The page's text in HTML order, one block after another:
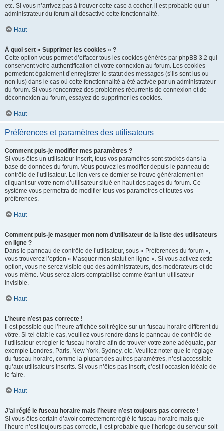
etc. Si vous n’arrivez pas à trouver cette case à cocher, il est probable qu’un
administrateur du forum ait désactivé cette fonctionnalité.
Haut
À quoi sert « Supprimer les cookies » ?
Cette option vous permet d’effacer tous les cookies générés par phpBB 3.2 qui
conservent votre authentification et votre connexion au forum. Les cookies
permettent également d’enregistrer le statut des messages (s’ils sont lus ou
non lus) dans le cas où cette fonctionnalité a été activée par un administrateur
du forum. Si vous rencontrez des problèmes récurrents de connexion et de
déconnexion au forum, essayez de supprimer les cookies.
Haut
Préférences et paramètres des utilisateurs
Comment puis-je modifier mes paramètres ?
Si vous êtes un utilisateur inscrit, tous vos paramètres sont stockés dans la
base de données du forum. Vous pouvez les modifier depuis le panneau de
contrôle de l’utilisateur. Le lien vers ce dernier se trouve généralement en
cliquant sur votre nom d’utilisateur situé en haut des pages du forum. Ce
système vous permettra de modifier tous vos paramètres et toutes vos
préférences.
Haut
Comment puis-je masquer mon nom d’utilisateur de la liste des utilisateurs
en ligne ?
Dans le panneau de contrôle de l’utilisateur, sous « Préférences du forum »,
vous trouverez l’option « Masquer mon statut en ligne ». Si vous activez cette
option, vous ne serez visible que des administrateurs, des modérateurs et de
vous-même. Vous serez alors comptabilisé comme étant un utilisateur
invisible.
Haut
L’heure n’est pas correcte !
Il est possible que l’heure affichée soit réglée sur un fuseau horaire différent du
vôtre. Si tel était le cas, veuillez vous rendre dans le panneau de contrôle de
l’utilisateur et régler le fuseau horaire afin de trouver votre zone adéquate, par
exemple Londres, Paris, New York, Sydney, etc. Veuillez noter que le réglage
du fuseau horaire, comme la plupart des autres paramètres, n’est accessible
qu’aux utilisateurs inscrits. Si vous n’êtes pas inscrit, c’est l’occasion idéale de
le faire.
Haut
J’ai réglé le fuseau horaire mais l’heure n’est toujours pas correcte !
Si vous êtes certain d’avoir correctement réglé le fuseau horaire mais que
l’heure n’est toujours pas correcte, il est probable que l’horloge du serveur soit